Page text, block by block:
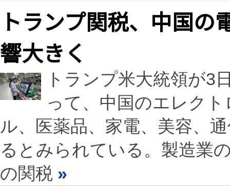
トランプ関税、中国
響大きく
トランプ米大統領が3
って、中国のエレク
ル、医薬品、家電、美容、
るとみられている。製造業
の関税 »